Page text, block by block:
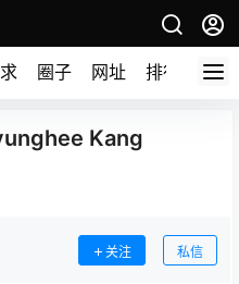
圈子 网址 排行榜
Kang
关注 私信